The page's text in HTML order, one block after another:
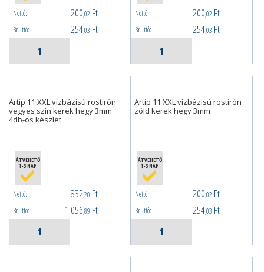
Nettó: 200,02 Ft
Bruttó: 254,03 Ft
Nettó: 200,02 Ft
Bruttó: 254,03 Ft
Artip 11 XXL vízbázisú rostirón
vegyes szín kerek hegy 3mm
4db-os készlet
ÁTVEHETŐ
1-3 NAP
Nettó: 832,20 Ft
Bruttó: 1.056,89 Ft
Artip 11 XXL vízbázisú rostirón
zöld kerek hegy 3mm
ÁTVEHETŐ
1-3 NAP
Nettó: 200,02 Ft
Bruttó: 254,03 Ft